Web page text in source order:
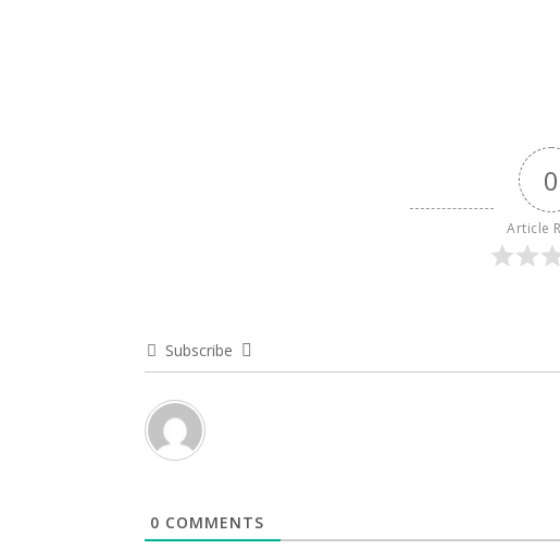
0
Article
Subscribe
0 COMMENTS